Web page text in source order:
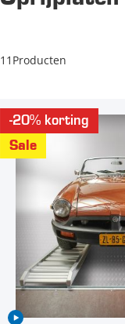
11 Producten
-20% korting
Sale